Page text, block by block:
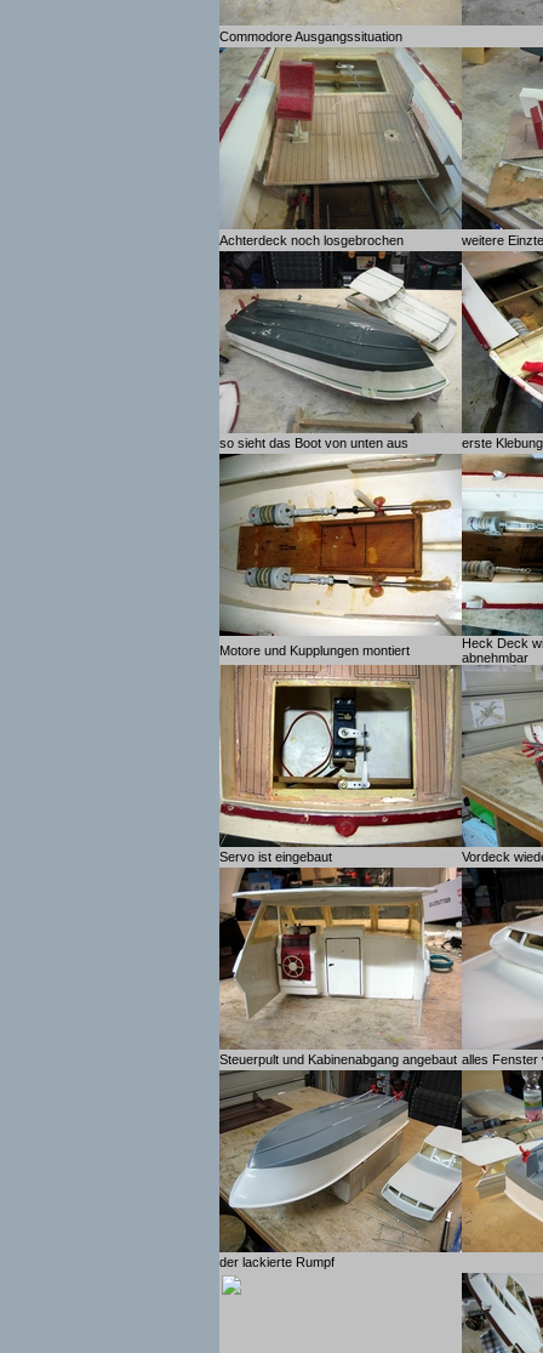
Commodore Ausgangssituation
Achterdeck noch losgebrochen weitere
so sieht das Boot von unten aus erste
Motore und Kupplungen montiert
Heck Deck
abnehmbar
Servo ist eingebaut Vordeck
Steuerpult und Kabinenabgang angebaut alles Fenster
der lackierte Rumpf